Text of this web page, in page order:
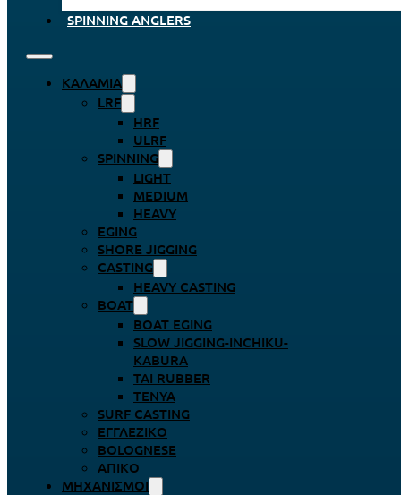
SPINNING ANGLERS
ΚΑΛΆΜΙΑ
LRF
HRF
ULRF
SPINNING
LIGHT
MEDIUM
HEAVY
EGING
SHORE JIGGING
CASTING
HEAVY CASTING
BOAT
BOAT EGING
SLOW JIGGING-INCHIKU-
KABURA
TAI RUBBER
TENYA
SURF CASTING
ΕΓΓΛΈΖΙΚΟ
BOLOGNESE
ΑΠΊΚΟ
ΜΗΧΑΝΙΣΜΟΊ